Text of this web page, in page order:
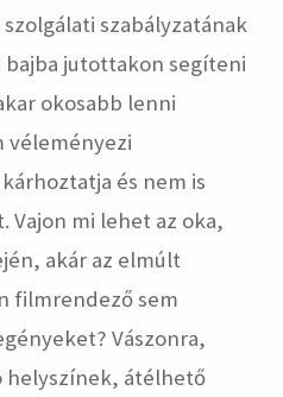
szabályzatának
jutottakon segíteni
okosabb lenni
véleményezi
és nem is
Vajon mi lehet az oka,
akár az elmúlt
filmrendező sem
Vászonra,
helyszínek, átélhető